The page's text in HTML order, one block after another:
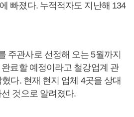
빠졌다. 누적적자도 지난해 134
주관사로 선정해 오는 5월까지
료할 예정이라고 철강업계 관
다. 현재 현지 업체 4곳을 상대
것으로 알려졌다.